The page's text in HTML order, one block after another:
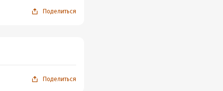
Поделиться
Поделиться